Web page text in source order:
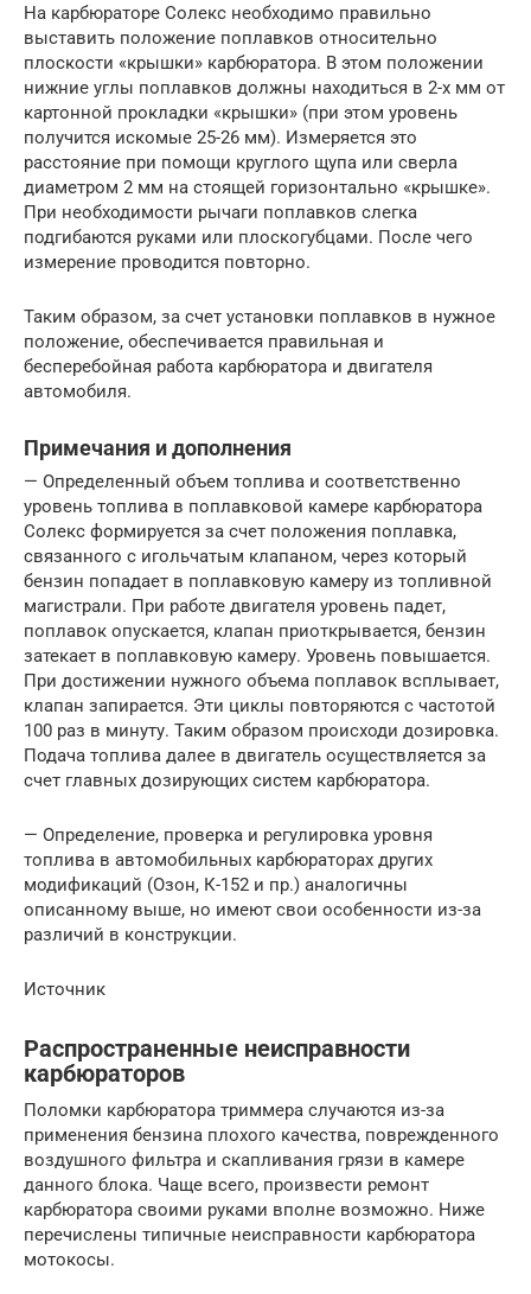
На карбюраторе Солекс необходимо правильно
выставить положение поплавков относительно
плоскости «крышки» карбюратора. В этом положении
нижние углы поплавков должны находиться в 2-х мм от
картонной прокладки «крышки» (при этом уровень
получится искомые 25-26 мм). Измеряется это
расстояние при помощи круглого щупа или сверла
диаметром 2 мм на стоящей горизонтально «крышке».
При необходимости рычаги поплавков слегка
подгибаются руками или плоскогубцами. После чего
измерение проводится повторно.
Таким образом, за счет установки поплавков в нужное
положение, обеспечивается правильная и
бесперебойная работа карбюратора и двигателя
автомобиля.
Примечания и дополнения
— Определенный объем топлива и соответственно
уровень топлива в поплавковой камере карбюратора
Солекс формируется за счет положения поплавка,
связанного с игольчатым клапаном, через который
бензин попадает в поплавковую камеру из топливной
магистрали. При работе двигателя уровень падет,
поплавок опускается, клапан приоткрывается, бензин
затекает в поплавковую камеру. Уровень повышается.
При достижении нужного объема поплавок всплывает,
клапан запирается. Эти циклы повторяются с частотой
100 раз в минуту. Таким образом происходи дозировка.
Подача топлива далее в двигатель осуществляется за
счет главных дозирующих систем карбюратора.
— Определение, проверка и регулировка уровня
топлива в автомобильных карбюраторах других
модификаций (Озон, К-152 и пр.) аналогичны
описанному выше, но имеют свои особенности из-за
различий в конструкции.
Источник
Распространенные неисправности
карбюраторов
Поломки карбюратора триммера случаются из-за
применения бензина плохого качества, поврежденного
воздушного фильтра и скапливания грязи в камере
данного блока. Чаще всего, произвести ремонт
карбюратора своими руками вполне возможно. Ниже
перечислены типичные неисправности карбюратора
мотокосы.